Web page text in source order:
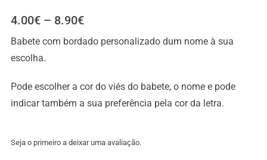
4.00€ – 8.90€Price
4.00€
Babete com bordado personalizado dum nome à sua
escolha.
Pode escolher a cor do viés do babete, o nome e pode
indicar também a sua preferência pela cor da letra.
Seja o primeiro a deixar uma avaliação.